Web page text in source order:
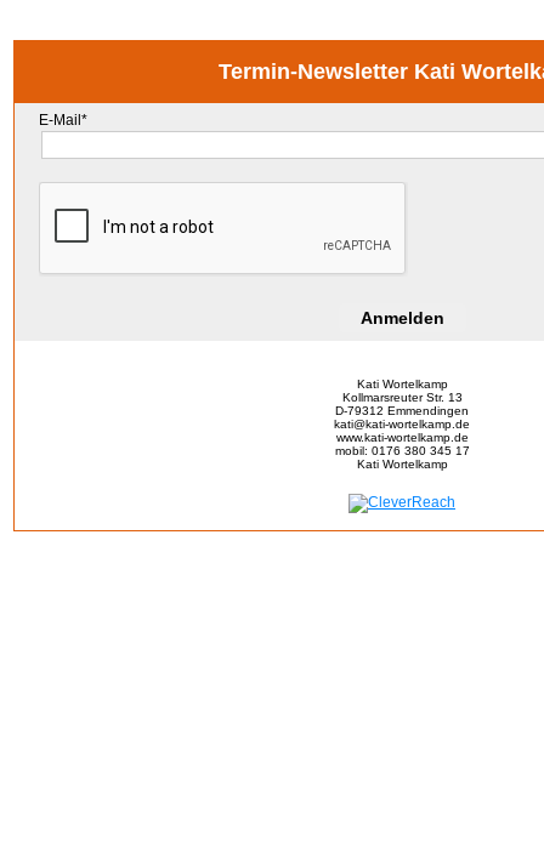
Termin-Newsletter Kati
E-Mail*
Anmelden
Kati Wortelkamp
Kollmarsreuter Str. 13
D-79312 Emmendingen
kati@kati-wortelkamp.de
www.kati-wortelkamp.de
mobil: 0176 380 345 17
Kati Wortelkamp